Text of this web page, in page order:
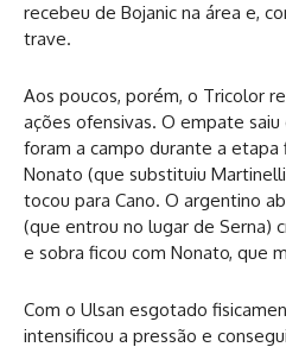
recebeu de Bojanic na área e,
trave.
Aos poucos, porém, o Tricolor
ações ofensivas. O empate
foram a campo durante a etapa
Nonato (que substituiu
tocou para Cano. O argentino
(que entrou no lugar de Serna)
e sobra ficou com Nonato, que
Com o Ulsan esgotado
intensificou a pressão e